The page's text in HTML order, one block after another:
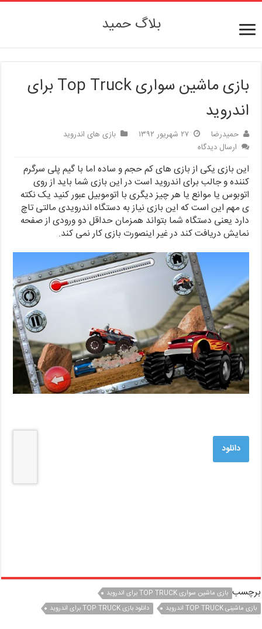
بلاگ حمید
بازی ماشین سواری Top Truck برای
اندروید
حمیدرضا ۲۷ شهریور ۱۳۹۲
بازی های اندروید
ارسال دیدگاه
این بازی یکی از بازی های کم حجم و ساده اما با گیم پلی سرگرم
کننده و جالب برای اندروید است در این بازی شما باید از روی
اتوبوس یا موانع یا هر چیز دیگری با اتوموبیل عبور کنید یک نکته
ی مهم این است که این بازی نیاز به دستگاه اندرویدی مالتی تاچ
دارد یعنی دستگاه شما بتواند همزمان حداقل دو ورودی از صفحه
نمایش دریافت کند در غیر اینصورت بازی کار نمی کند.
دانلود
برچسب بازی ماشین سواری TOP TRUCK برای اندروید
بازی ماشینی TOP TRUCK اندروید
دانلود بازی TOP TRUCK برای اندروید